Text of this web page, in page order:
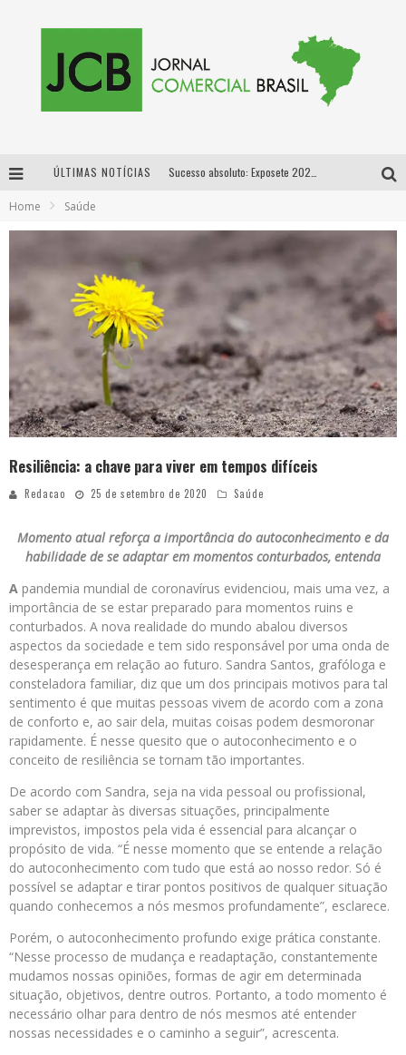
ÚLTIMAS NOTÍCIAS
Proibida anuncia retorno da Puro Malte Extra e consolida trajetória de democratização cervejeira no Brasil
Home Saúde
Resiliência: a chave para viver em tempos difíceis
Redacao 25 de setembro de 2020 Saúde
Momento atual reforça a importância do autoconhecimento e da
habilidade de se adaptar em momentos conturbados, entenda
A pandemia mundial de coronavírus evidenciou, mais uma vez, a
importância de se estar preparado para momentos ruins e
conturbados. A nova realidade do mundo abalou diversos
aspectos da sociedade e tem sido responsável por uma onda de
desesperança em relação ao futuro. Sandra Santos, grafóloga e
consteladora familiar, diz que um dos principais motivos para tal
sentimento é que muitas pessoas vivem de acordo com a zona
de conforto e, ao sair dela, muitas coisas podem desmoronar
rapidamente. É nesse quesito que o autoconhecimento e o
conceito de resiliência se tornam tão importantes.
De acordo com Sandra, seja na vida pessoal ou profissional,
saber se adaptar às diversas situações, principalmente
imprevistos, impostos pela vida é essencial para alcançar o
propósito de vida. “É nesse momento que se entende a relação
do autoconhecimento com tudo que está ao nosso redor. Só é
possível se adaptar e tirar pontos positivos de qualquer situação
quando conhecemos a nós mesmos profundamente”, esclarece.
Porém, o autoconhecimento profundo exige prática constante.
“Nesse processo de mudança e readaptação, constantemente
mudamos nossas opiniões, formas de agir em determinada
situação, objetivos, dentre outros. Portanto, a todo momento é
necessário olhar para dentro de nós mesmos até entender
nossas necessidades e o caminho a seguir”, acrescenta.